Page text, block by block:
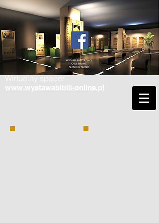
Wirtualny spacer
www.wystawabiblii-online.pl